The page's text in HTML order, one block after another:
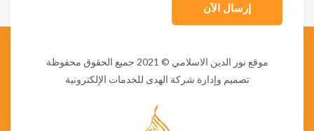
إرسال الآن
موقع نور الدين الاسلامي © 2021 جميع الحقوق محفوظة
تصميم وإدارة شركة الهدى للخدمات الإلكترونية